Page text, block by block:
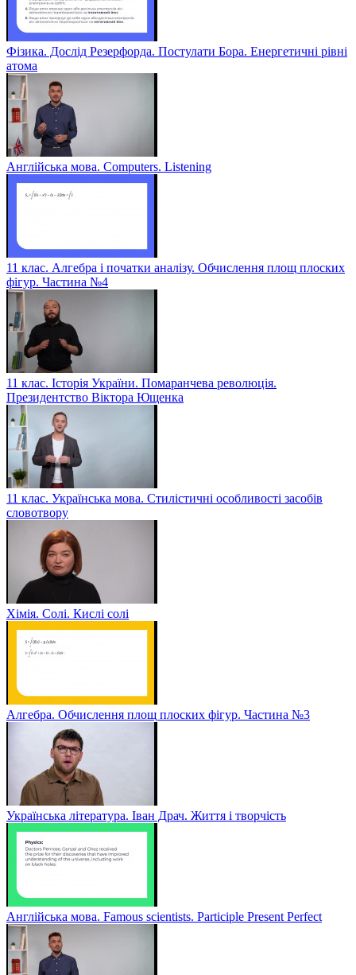
Фізика. Дослід Резерфорда. Постулати Бора. Енергетичні рівні
атома
Англійська мова. Computers. Listening
11 клас. Алгебра і початки аналізу. Обчислення площ плоских
фігур. Частина №4
11 клас. Історія України. Помаранчева революція.
Президентство Віктора Ющенка
11 клас. Українська мова. Стилістичні особливості засобів
словотвору
Хімія. Солі. Кислі солі
Алгебра. Обчислення площ плоских фігур. Частина №3
Українська література. Іван Драч. Життя і творчість
Англійська мова. Famous scientists. Participle Present Perfect